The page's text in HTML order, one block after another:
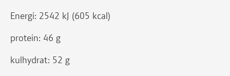
Energi: 2542 kJ (605 kcal)
protein: 46 g
kulhydrat: 52 g